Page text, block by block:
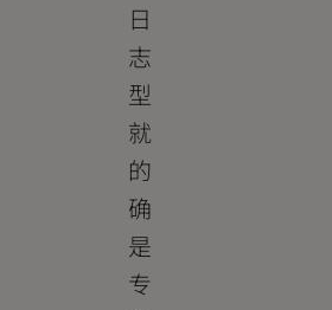
日
志
型
就
的
确
是
专